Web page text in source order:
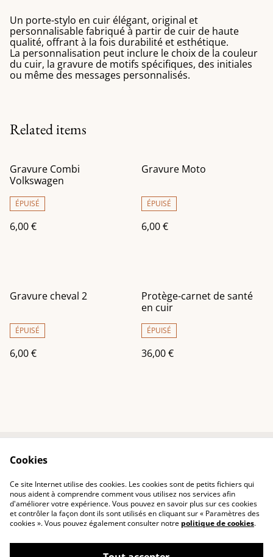
Un porte-stylo en cuir élégant, original et
personnalisable fabriqué à partir de cuir de haute
qualité, offrant à la fois durabilité et esthétique.
La personnalisation peut inclure le choix de la couleur
du cuir, la gravure de motifs spécifiques, des initiales
ou même des messages personnalisés.
Related items
Gravure Combi
Volkswagen
ÉPUISÉ
6,00 €
Gravure Moto
ÉPUISÉ
6,00 €
Gravure cheval 2
ÉPUISÉ
6,00 €
Protège-carnet de santé
en cuir
ÉPUISÉ
36,00 €
Politique de
confidentialité
Politique de cookies
Cookies
Ce site Internet utilise des cookies. Les cookies sont de petits fichiers qui
nous aident à comprendre comment vous utilisez nos services afin
d'améliorer votre expérience. Vous pouvez en savoir plus sur ces cookies
et contrôler la façon dont ils sont utilisés en cliquant sur « Paramètres des
cookies ». Vous pouvez également consulter notre politique de cookies.